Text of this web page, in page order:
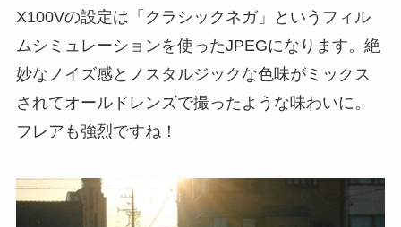
X100Vの設定は「クラシックネガ」というフィル
ムシミュレーションを使ったJPEGになります。絶
妙なノイズ感とノスタルジックな色味がミックス
されてオールドレンズで撮ったような味わいに。
フレアも強烈ですね！